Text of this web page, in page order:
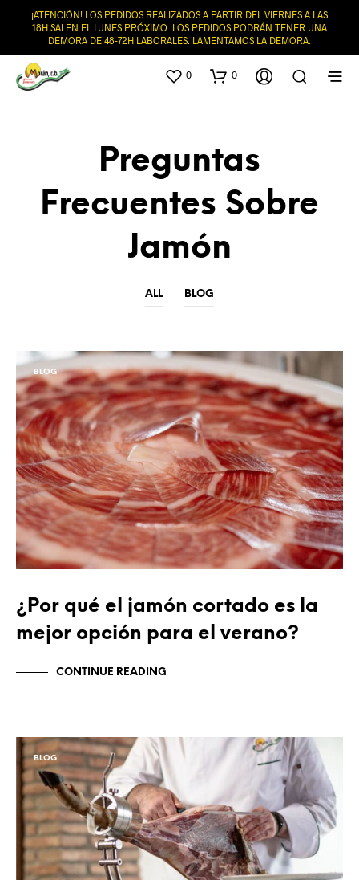
¡ATENCIÓN! LOS PEDIDOS REALIZADOS A PARTIR DEL VIERNES A LAS
18H SALEN EL LUNES PRÓXIMO. LOS PEDIDOS PODRÁN TENER UNA
DEMORA DE 48-72H LABORALES. LAMENTAMOS LA DEMORA.
0 0
Preguntas
Frecuentes Sobre
Jamón
ALL BLOG
BLOG
¿Por qué el jamón cortado es la
mejor opción para el verano?
CONTINUE READING
BLOG